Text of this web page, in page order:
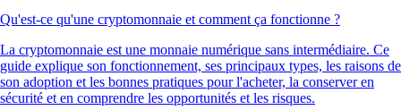
Qu'est-ce qu'une cryptomonnaie et comment ça fonctionne ?
La cryptomonnaie est une monnaie numérique sans intermédiaire. Ce
guide explique son fonctionnement, ses principaux types, les raisons de
son adoption et les bonnes pratiques pour l'acheter, la conserver en
sécurité et en comprendre les opportunités et les risques.